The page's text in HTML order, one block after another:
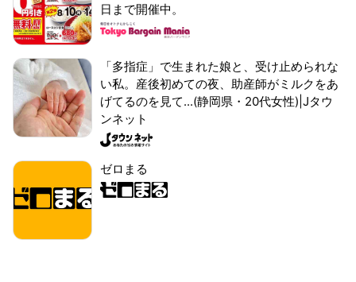
日まで開催中。
「多指症」で生まれた娘と、受け止められな
い私。産後初めての夜、助産師がミルクをあ
げてるのを見て...(静岡県・20代女性)|Jタウ
ンネット
ゼロまる